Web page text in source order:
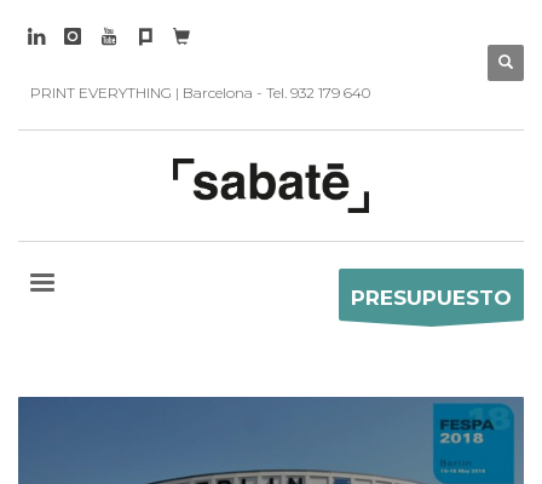
PRINT EVERYTHING | Barcelona - Tel. 932 179 640
PRESUPUESTO